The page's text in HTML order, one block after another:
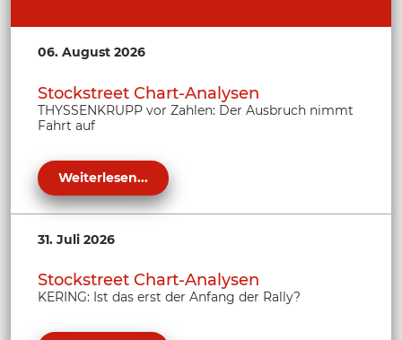
06. August 2026
Stockstreet Chart-Analysen
THYSSENKRUPP vor Zahlen: Der Ausbruch nimmt
Fahrt auf
Weiterlesen...
31. Juli 2026
Stockstreet Chart-Analysen
KERING: Ist das erst der Anfang der Rally?